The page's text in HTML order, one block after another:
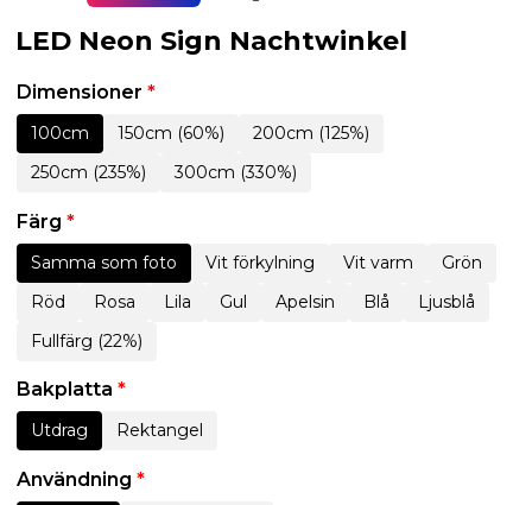
LED Neon Sign Nachtwinkel
Dimensioner *
100cm 150cm (60%)
200cm (125%)
250cm (235%)
300cm (330%)
Färg *
Samma som foto Vit förkylning Vit varm
Grön
Röd
Rosa Lila Gul Apelsin Blå
Ljusblå
Fullfärg (22%)
Bakplatta *
Utdrag Rektangel
Användning *